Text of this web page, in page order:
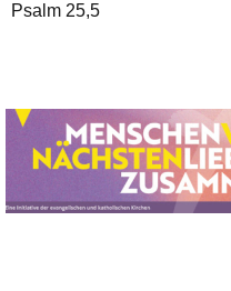
Psalm 25,5